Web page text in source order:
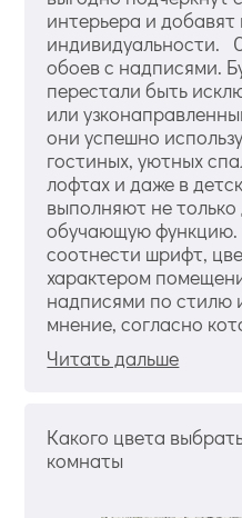
интерьера и
индивидуальности.
обоев с надписями.
перестали быть
или
они успешно
гостиных, уютных
лофтах и даже в
выполняют не
обучающую функцию.
соотнести шрифт,
характером
надписями по стилю
мнение, согласно
Читать дальше
Какого цвета
комнаты